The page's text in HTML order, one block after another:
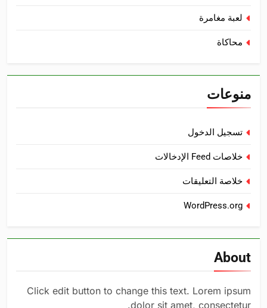
لعبة مغامرة
محاكاة
منوعات
تسجيل الدخول
خلاصات Feed الإدخالات
خلاصة التعليقات
WordPress.org
About
Click edit button to change this text. Lorem ipsum
dolor sit amet, consectetur.